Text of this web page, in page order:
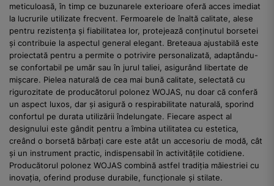
meticuloasă, în timp ce buzunarele exterioare oferă acces imediat
la lucrurile utilizate frecvent. Fermoarele de înaltă calitate, alese
pentru rezistența și fiabilitatea lor, protejează conținutul borsetei
și contribuie la aspectul general elegant. Breteaua ajustabilă este
proiectată pentru a permite o potrivire personalizată, adaptându-
se confortabil pe umăr sau în jurul taliei, asigurând libertate de
mișcare. Pielea naturală de cea mai bună calitate, selectată cu
rigurozitate de producătorul polonez WOJAS, nu doar că conferă
un aspect luxos, dar și asigură o respirabilitate naturală, sporind
confortul pe durata utilizării îndelungate. Fiecare aspect al
designului este gândit pentru a îmbina utilitatea cu estetica,
creând o borsetă bărbați care este atât un accesoriu de modă, cât
și un instrument practic, indispensabil în activitățile cotidiene.
Producătorul polonez WOJAS combină astfel tradiția măiestriei cu
inovația, oferind produse durabile, funcționale și stilate.